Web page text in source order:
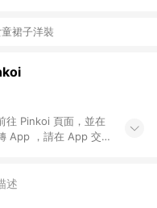
裙子洋裝
往 Pinkoi 頁面，並在
App ，請在 App 交
購優惠，P coins，
述